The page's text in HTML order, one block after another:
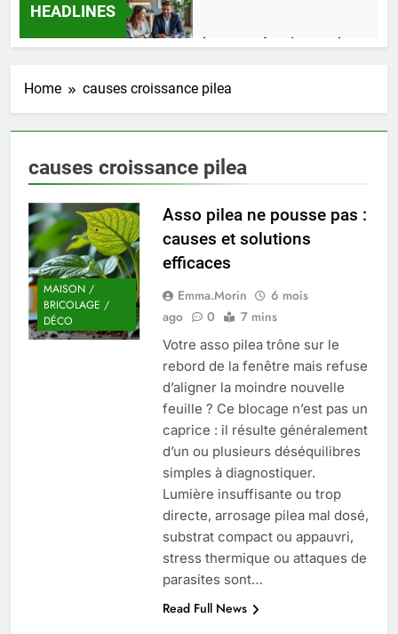
HEADLINES
Guide complet pour réussir un achat
1 Semaine Ago
impact dans le domaine médical
4 Mois Ago
Quel est le salaire de Myriam Seurat en
2025 ?
4 Mois Ago
Okrami : comprendre ses
fonctionnalités clés et avantages
4 Mois Ago
Découvrez notre test d’orientation
gratuit spécialement conçu pour
collégiens et lycéens
4 Mois Ago
Liste complète des marques
rezoactif.com à connaître en 2025
Home causes croissance pilea
causes croissance pilea
MAISON /
BRICOLAGE /
DÉCO
Asso pilea ne pousse pas :
causes et solutions
efficaces
Emma.Morin
6 mois
ago
0 7 mins
Votre asso pilea trône sur le
rebord de la fenêtre mais refuse
d’aligner la moindre nouvelle
feuille ? Ce blocage n’est pas un
caprice : il résulte généralement
d’un ou plusieurs déséquilibres
simples à diagnostiquer.
Lumière insuffisante ou trop
directe, arrosage pilea mal dosé,
substrat compact ou appauvri,
stress thermique ou attaques de
parasites sont…
Read Full News